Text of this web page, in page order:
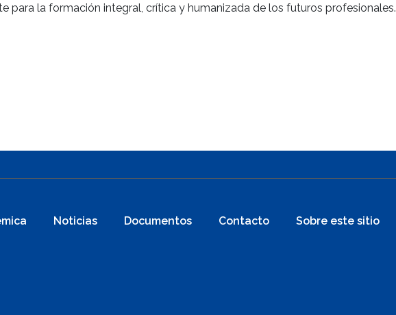
para la formación integral, crítica y humanizada de los futuros profesionales.
Noticias Documentos Contacto Sobre este sitio